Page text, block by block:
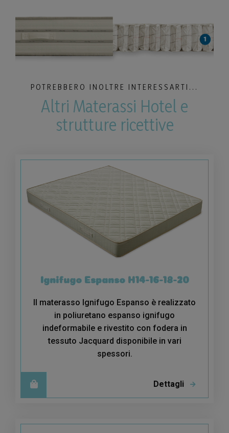
POTREBBERO INOLTRE INTERESSARTI...
Altri Materassi Hotel e
strutture ricettive
Ignifugo Espanso H14-16-18-20
Il materasso Ignifugo Espanso è realizzato
in poliuretano espanso ignifugo
indeformabile e rivestito con fodera in
tessuto Jacquard disponibile in vari
spessori.
Dettagli